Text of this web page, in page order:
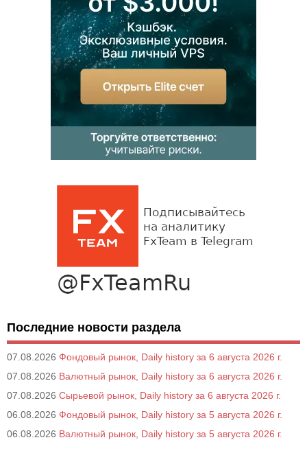
Последние новости раздела
07.08.2026 Фондовый рынок, Daily history за 6 августа 2026 г.
07.08.2026 Валютный рынок, Daily history за 6 августа 2026 г.
07.08.2026 Сырьевой рынок, Daily history за 6 августа 2026 г.
06.08.2026 Фондовый рынок, Daily history за 5 августа 2026 г.
06.08.2026 Валютный рынок, Daily history за 5 августа 2026 г.